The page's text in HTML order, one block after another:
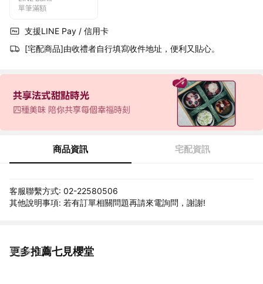
單筆滿額
支援LINE Pay / 信用卡
[宅配商品]由收禮者自行填寫收件地址，便利又貼心。
商品資訊 宅配資訊
客服聯繫方式: 02-22580506
其他說明事項: 若有訂單相關問題再請來電詢問，謝謝!
更多推薦七見櫻堂
看更多